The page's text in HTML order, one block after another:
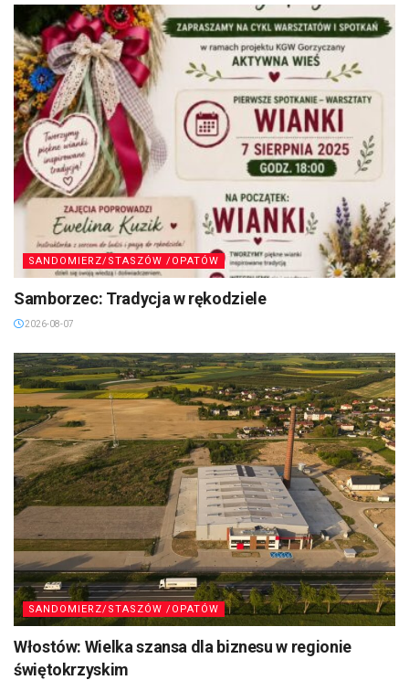
SANDOMIERZ/STASZÓW /OPATÓW
Samborzec: Tradycja w rękodziele
2026-08-07
SANDOMIERZ/STASZÓW /OPATÓW
Włostów: Wielka szansa dla biznesu w regionie
świętokrzyskim